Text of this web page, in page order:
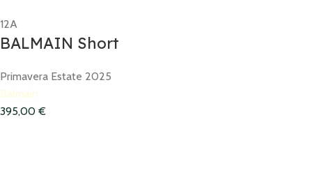
12A
BALMAIN Short
Primavera Estate 2025
Balmain
395,00 €